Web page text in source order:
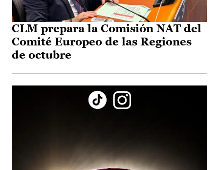
CLM prepara la Comisión NAT del
Comité Europeo de las Regiones
de octubre